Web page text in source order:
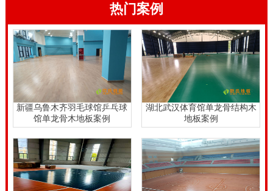
木地板这样的厂家，历史悠久，品牌度高，更重要的是
自己生产的运动木地板，自己来安装施工，还有完善的
售后服务系统，让体育场馆工程商和甲方再无后顾之
忧。22厚排球馆木地板厂家报价表。
22厚排球馆木地板厂家报价表，篮球运动是世人非常喜
爱的一项重要运动，从创立到今天已经一百多年历史。
一百多年前的篮球场馆和运动规则并不是今天的样子，
而是经过了漫长的进化。当然随着篮球运动科技的发展
进步，如今的室内篮球场馆，布局科学，环境优雅。在
灯光，看台，篮球架，地面铺装方面都达到了更高水
热门案例
新疆乌鲁木齐羽毛球馆乒乓球
馆单龙骨木地板案例
湖北武汉体育馆单龙骨结构木
地板案例